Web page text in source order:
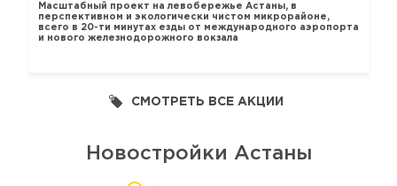
Масштабный проект на левобережье Астаны, в
перспективном и экологически чистом микрорайоне,
всего в 20-ти минутах езды от международного аэропорта
и нового железнодорожного вокзала
СМОТРЕТЬ ВСЕ АКЦИИ
Новостройки Астаны